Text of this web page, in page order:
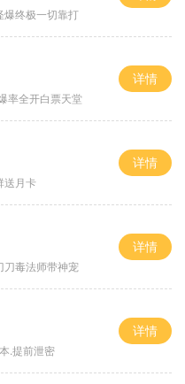
爆终极一切靠打
率全开白票天堂
详情
送月卡
详情
刀毒法师带神宠
详情
.提前泄密
详情